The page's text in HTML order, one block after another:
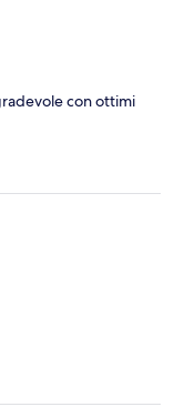
con ottimi